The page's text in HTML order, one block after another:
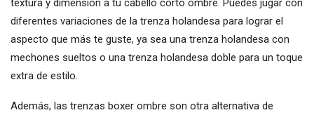
diferentes variaciones de la trenza holandesa para lograr el
aspecto que más te guste, ya sea una trenza holandesa con
mechones sueltos o una trenza holandesa doble para un toque
extra de estilo.
Además, las trenzas boxer ombre son otra alternativa de